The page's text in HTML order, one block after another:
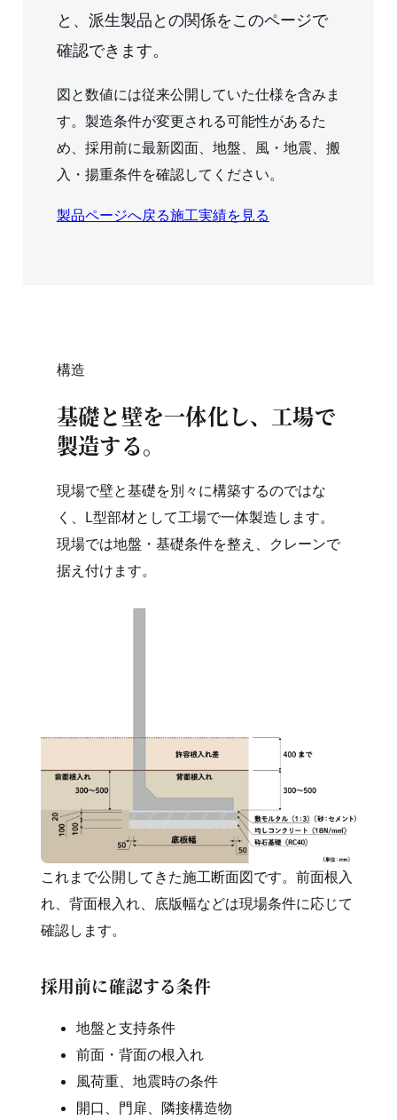
と、派生製品との関係をこのページで
確認できます。
図と数値には従来公開していた仕様を含みま
す。製造条件が変更される可能性があるた
め、採用前に最新図面、地盤、風・地震、搬
入・揚重条件を確認してください。
製品ページへ戻る施工実績を見る
構造
基礎と壁を一体化し、工場で
製造する。
現場で壁と基礎を別々に構築するのではな
く、L型部材として工場で一体製造します。
現場では地盤・基礎条件を整え、クレーンで
据え付けます。
これまで公開してきた施工断面図です。前面根入
れ、背面根入れ、底版幅などは現場条件に応じて
確認します。
採用前に確認する条件
地盤と支持条件
前面・背面の根入れ
風荷重、地震時の条件
開口、門扉、隣接構造物